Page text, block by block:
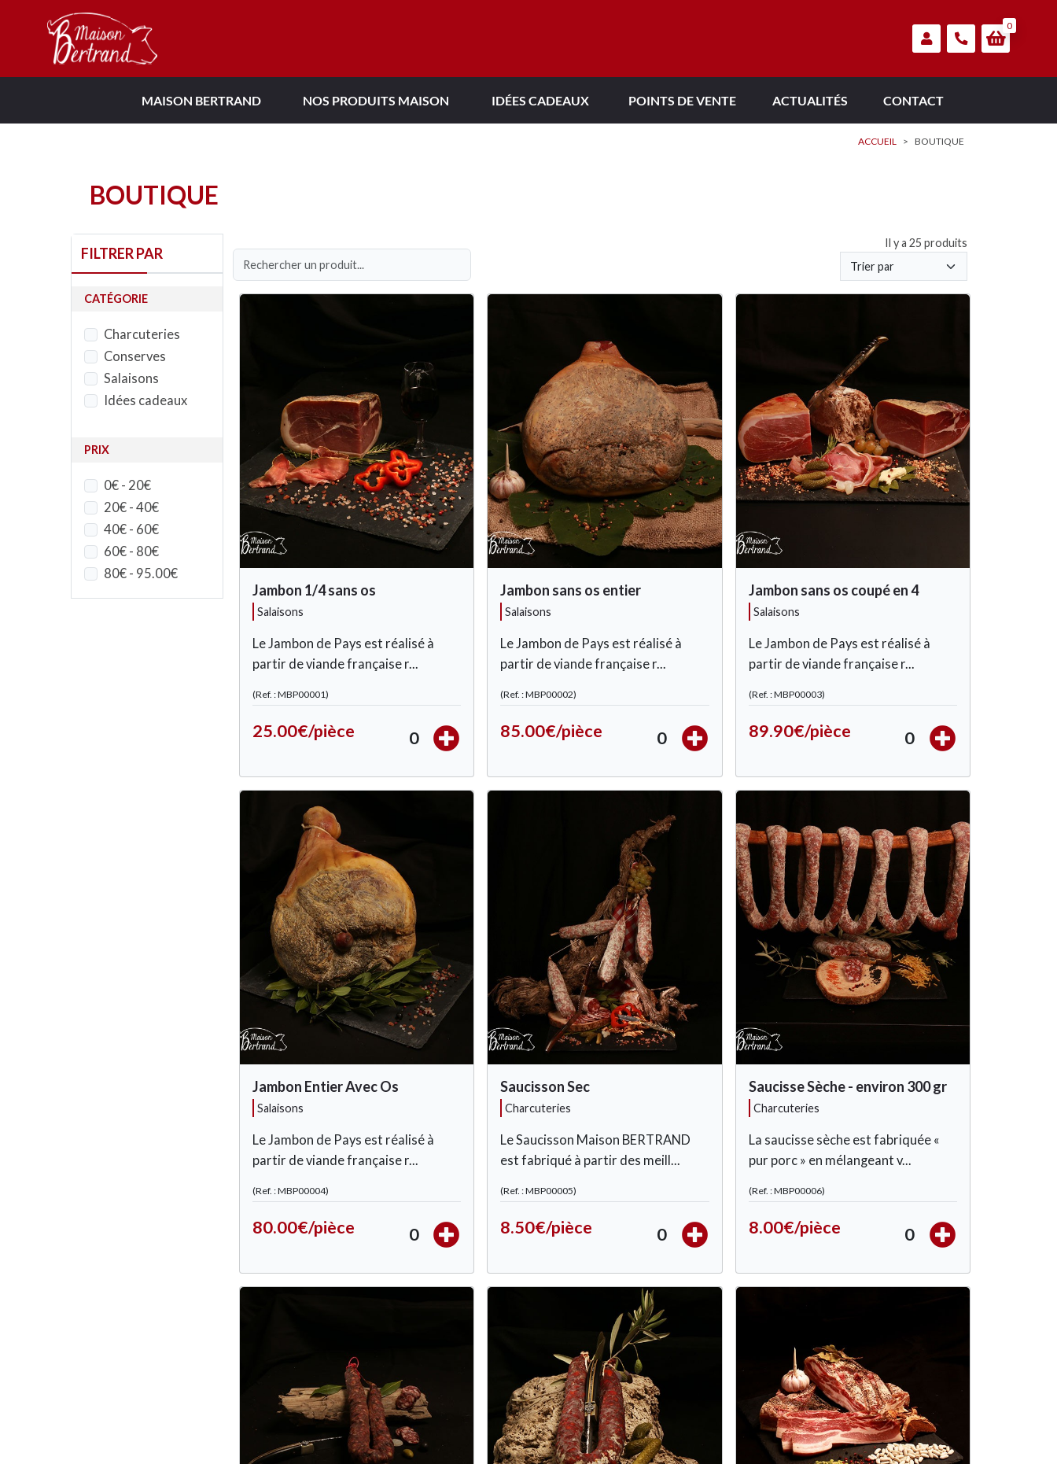
0
MAISON BERTRAND NOS PRODUITS MAISON IDÉES CADEAUX POINTS DE VENTE ACTUALITÉS CONTACT
ACCUEIL > BOUTIQUE
BOUTIQUE
FILTRER PAR
CATÉGORIE
Charcuteries
Conserves
Salaisons
Idées cadeaux
PRIX
0€ - 20€
20€ - 40€
40€ - 60€
60€ - 80€
80€ - 95.00€
Il y a 25 produits
Jambon 1/4 sans os
salaisons
Le Jambon de Pays est réalisé à
partir de viande française r...
(Ref. : MBP00001)
25.00€/pièce 0
Jambon sans os entier
salaisons
Le Jambon de Pays est réalisé à
partir de viande française r...
(Ref. : MBP00002)
85.00€/pièce 0
Jambon sans os coupé en 4
salaisons
Le Jambon de Pays est réalisé à
partir de viande française r...
(Ref. : MBP00003)
89.90€/pièce 0
Jambon Entier Avec Os
salaisons
Le Jambon de Pays est réalisé à
partir de viande française r...
(Ref. : MBP00004)
80.00€/pièce 0
Saucisson Sec
charcuteries
Le Saucisson Maison BERTRAND
est fabriqué à partir des meill...
(Ref. : MBP00005)
8.50€/pièce 0
Saucisse Sèche - environ 300 gr
charcuteries
La saucisse sèche est fabriquée «
pur porc » en mélangeant v...
(Ref. : MBP00006)
8.00€/pièce 0